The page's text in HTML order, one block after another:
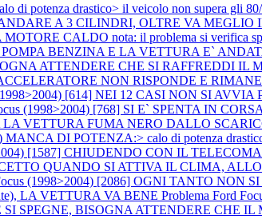
di potenza drastico> il veicolo non supera gli
A 3 CILINDRI, OLTRE VA MEGLIO
CALDO nota: il problema si verifica
BENZINA E LA VETTURA E`
ATTENDERE CHE SI RAFFREDDI IL
NON RISPONDE E
[614] NEI 12 CASI NON SI AVVIA
(1998>2004) [768] SI E` SPENTA IN
LA VETTURA FUMA NERO DALLO
DI POTENZA:> calo di potenza
[1587] CHIUDENDO CON IL
QUANDO SI ATTIVA IL CLIMA,
(1998>2004) [2086] OGNI TANTO
LA VETTURA VA BENE Problema Ford
BISOGNA ATTENDERE CHE IL